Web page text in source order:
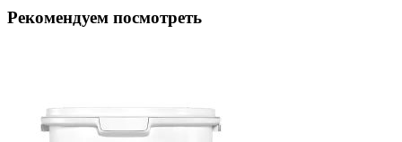
Рекомендуем посмотреть